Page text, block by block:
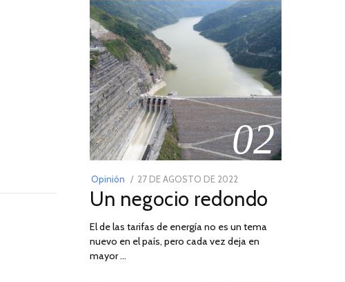
02
Opinión
POSTED
ON
27 DE AGOSTO DE 2022
DE
DE
2022
Un negocio redondo
El de las tarifas de energía no es un tema
nuevo en el país, pero cada vez deja en
mayor …